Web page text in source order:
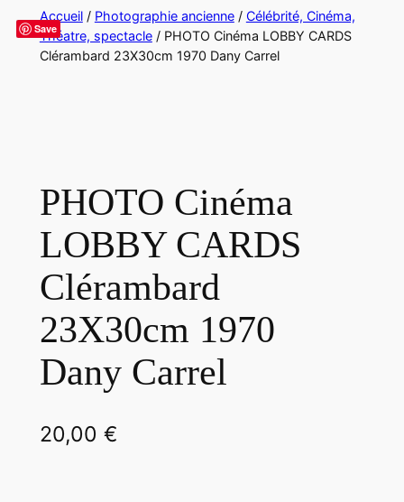
Save
Accueil/ Photographie ancienne/ Célébrité, Cinéma,
Théatre, spectacle/ PHOTO Cinéma LOBBY CARDS
Clérambard 23X30cm 1970 Dany Carrel
PHOTO Cinéma
LOBBY CARDS
Clérambard
23X30cm 1970
Dany Carrel
20,00 €